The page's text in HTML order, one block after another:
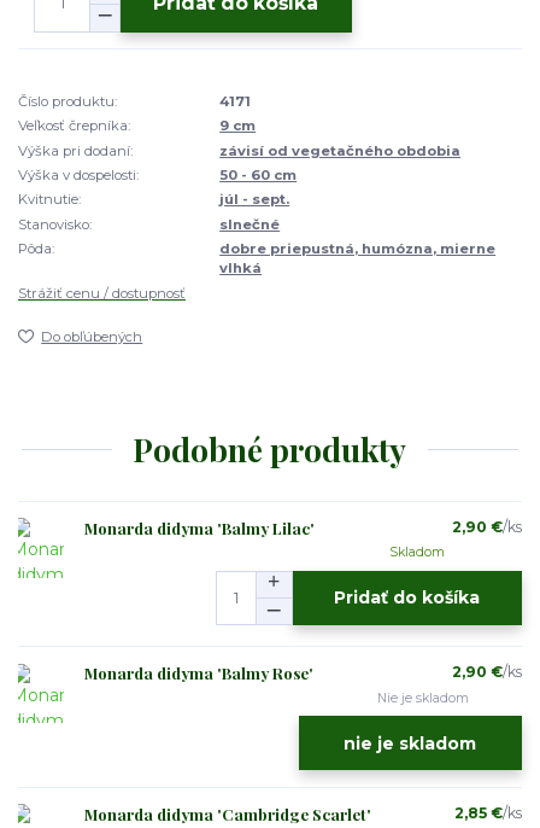
Číslo produktu:
4171
Veľkosť črepníka:
9 cm
Výška pri dodaní:
závisí od vegetačného obdobia
Výška v dospelosti:
50 - 60 cm
Kvitnutie:
júl - sept.
Stanovisko:
slnečné
Pôda:
dobre priepustná, humózna, mierne
vlhká
Strážiť cenu / dostupnosť
Do obľúbených
Podobné produkty
Monarda didyma 'Balmy Lilac' 2,90 €/ks
Skladom
Pridať do košíka
Monarda didyma 'Balmy Rose' 2,90 €/ks
Nie je skladom
nie je skladom
Monarda didyma 'Cambridge Scarlet' 2,85 €/ks